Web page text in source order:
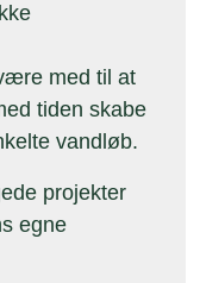
med til at
tiden skabe
vandløb.
projekter
egne